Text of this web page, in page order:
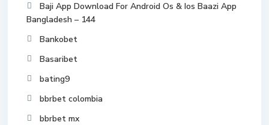
Baji App Download For Android Os & Ios Baazi App
Bangladesh – 144
Bankobet
Basaribet
bating9
bbrbet colombia
bbrbet mx